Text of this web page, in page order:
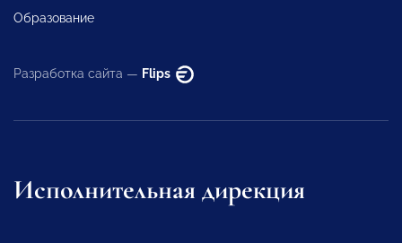
Образование
Разработка сайта — Flips
Исполнительная дирекция